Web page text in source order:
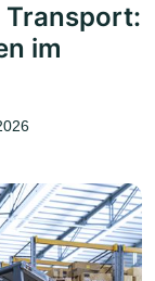
Transport:
im